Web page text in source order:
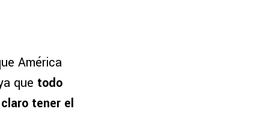
América
que todo
tener el